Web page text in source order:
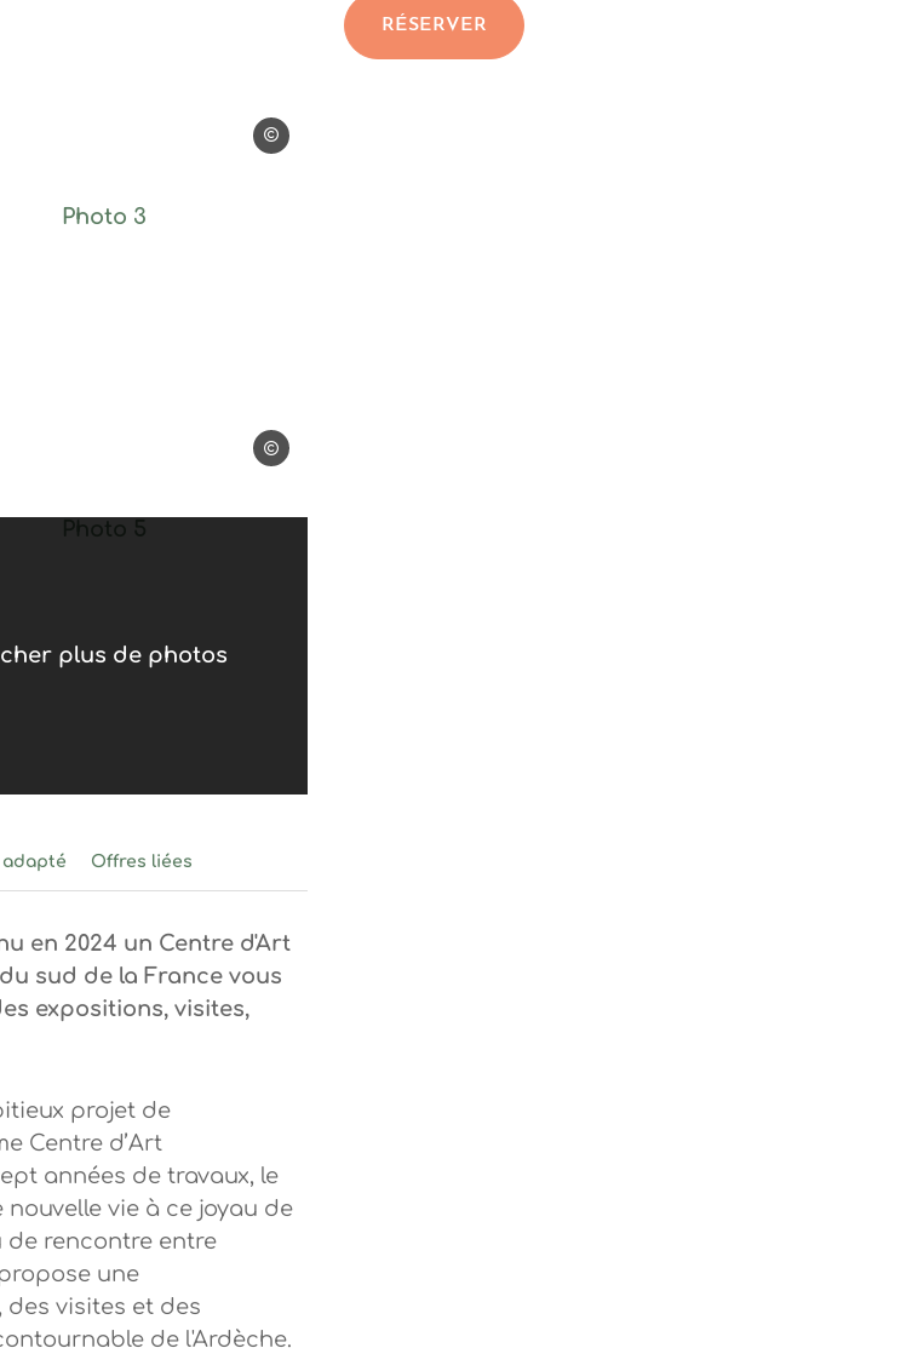
Adrian Deweerdt
Photo 3, © Vanessa Chambard
Vanessa Chambard
plus de photos
Photo 5, © Vanessa Chambard
adapté Offres liées
en 2024 un Centre d'Art
sud de la France vous
expositions, visites,
projet de
Centre d’Art
années de travaux, le
vie à ce joyau de
de rencontre entre
une
visites et des
de l'Ardèche.
RÉSERVER